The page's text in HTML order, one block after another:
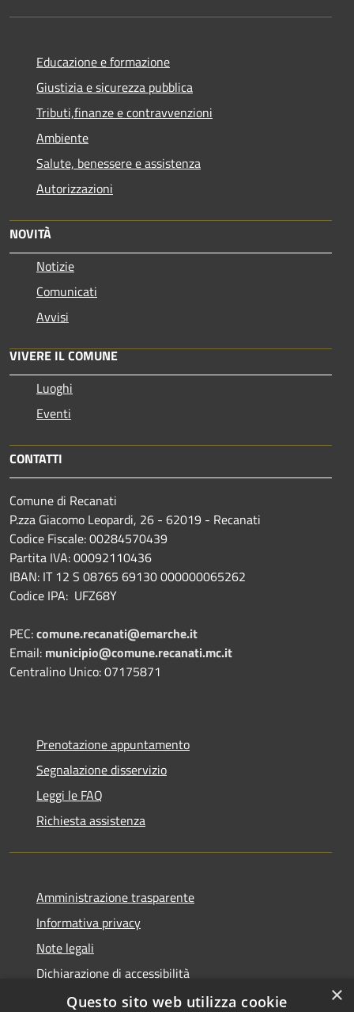
Educazione e formazione
Giustizia e sicurezza pubblica
Tributi,finanze e contravvenzioni
Ambiente
Salute, benessere e assistenza
Autorizzazioni
NOVITÀ
Notizie
Comunicati
Avvisi
VIVERE IL COMUNE
Luoghi
Eventi
CONTATTI
Comune di Recanati
P.zza Giacomo Leopardi, 26 - 62019 - Recanati
Codice Fiscale: 00284570439
Partita IVA: 00092110436
IBAN: IT 12 S 08765 69130 000000065262
Codice IPA: UFZ68Y
PEC:comune.recanati@emarche.it
Email: municipio@comune.recanati.mc.it
Centralino Unico: 07175871
Prenotazione appuntamento
Segnalazione disservizio
Leggi le FAQ
Richiesta assistenza
Amministrazione trasparente
Informativa privacy
Note legali
Dichiarazione di accessibilità
×
Questo sito web utilizza cookie